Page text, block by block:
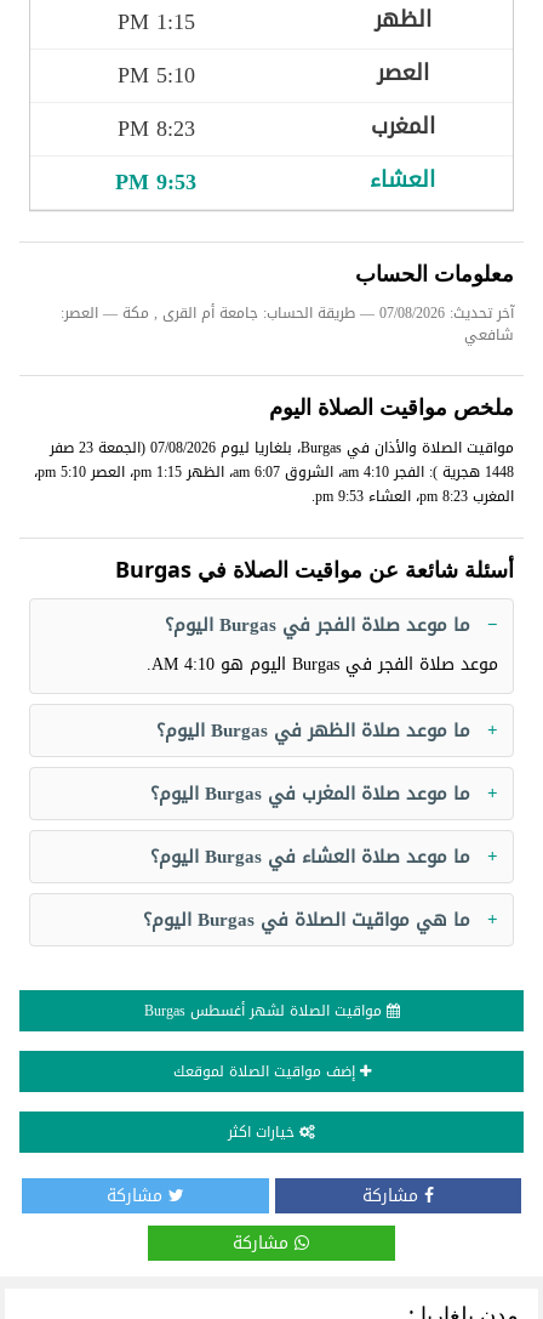
1:15 PM
5:10 PM
8:23 PM
9:53 PM
معلومات الحساب
آخر تحديث: 07/08/2026
— طريقة الحساب: جامعة أم القرى , مكة — العصر:
شافعي
ملخص مواقيت الصلاة اليوم
مواقيت الصلاة والأذان في Burgas، بلغاريا ليوم 07/08/2026 (الجمعة 23 صفر
1448 هجرية ): الفجر 4:10 am، الشروق 6:07 am، الظهر 1:15 pm، العصر 5:10 pm،
المغرب 8:23 pm، العشاء 9:53 pm.
أسئلة شائعة عن مواقيت الصلاة في Burgas
ما موعد صلاة الفجر في Burgas اليوم؟
موعد صلاة الفجر في Burgas اليوم هو 4:10 AM
.
ما موعد صلاة الظهر في Burgas اليوم؟
ما موعد صلاة المغرب في Burgas اليوم؟
ما موعد صلاة العشاء في Burgas اليوم؟
ما هي مواقيت الصلاة في Burgas اليوم؟
مواقيت الصلاة لشهر أغسطس Burgas
إضف مواقيت الصلاة لموقعك
خيارات اكثر
مشاركة
مشاركة
مشاركة